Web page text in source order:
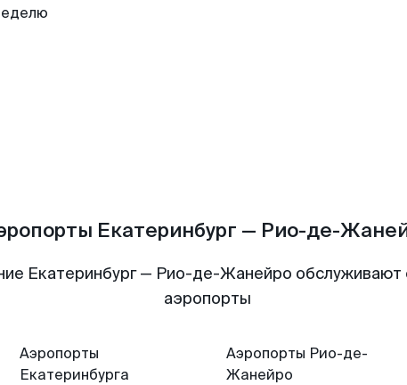
Екатеринбург — Рио-де-
Екатеринбург — Рио-де-Жанейро
аэропорты
Аэропорты
Екатеринбурга
Аэропорты Рио-де-
Жанейро